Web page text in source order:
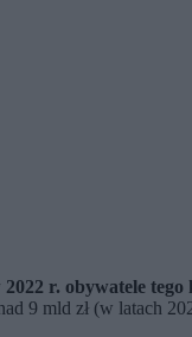
r. obywatele
9 mld zł (w latach